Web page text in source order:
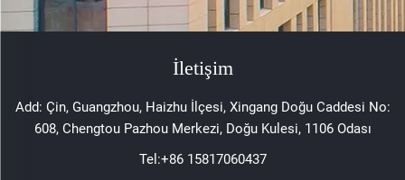
İletişim
Add: Çin, Guangzhou, Haizhu İlçesi, Xingang Doğu Caddesi No:
608, Chengtou Pazhou Merkezi, Doğu Kulesi, 1106 Odası
Tel:+86 15817060437